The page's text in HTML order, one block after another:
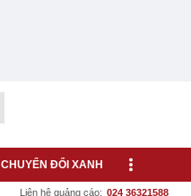
CHUYỂN ĐỔI XANH
Liên hệ quảng cáo: 024 36321588